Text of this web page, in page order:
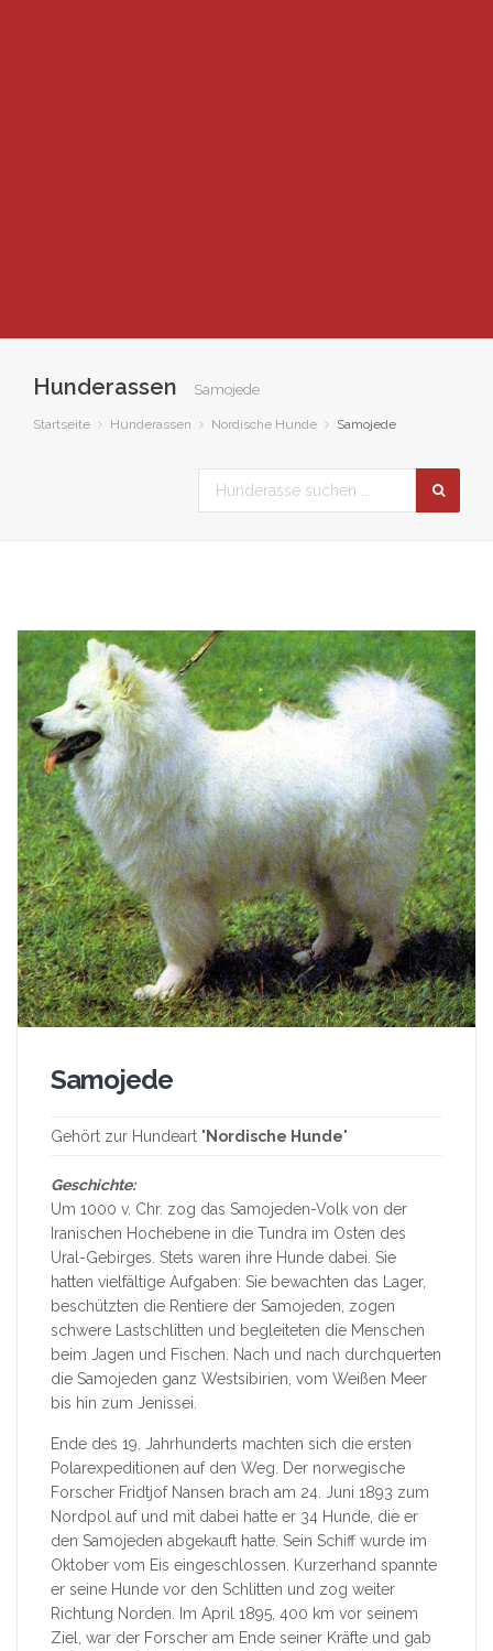
Hunderassen Samojede
Startseite Hunderassen Nordische Hunde Samojede
Samojede
Gehört zur Hundeart "Nordische Hunde"
Geschichte:
Um 1000 v. Chr. zog das Samojeden-Volk von der
Iranischen Hochebene in die Tundra im Osten des
Ural-Gebirges. Stets waren ihre Hunde dabei. Sie
hatten vielfältige Aufgaben: Sie bewachten das Lager,
beschützten die Rentiere der Samojeden, zogen
schwere Lastschlitten und begleiteten die Menschen
beim Jagen und Fischen. Nach und nach durchquerten
die Samojeden ganz Westsibirien, vom Weißen Meer
bis hin zum Jenissei.
Ende des 19. Jahrhunderts machten sich die ersten
Polarexpeditionen auf den Weg. Der norwegische
Forscher Fridtjof Nansen brach am 24. Juni 1893 zum
Nordpol auf und mit dabei hatte er 34 Hunde, die er
den Samojeden abgekauft hatte. Sein Schiff wurde im
Oktober vom Eis eingeschlossen. Kurzerhand spannte
er seine Hunde vor den Schlitten und zog weiter
Richtung Norden. Im April 1895, 400 km vor seinem
Ziel, war der Forscher am Ende seiner Kräfte und gab